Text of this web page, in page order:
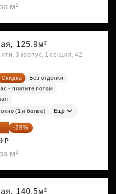
м²
125.9м²
3 корпус, 1 секция, 42
Скидка
Без отделки
- платите потом
(1 и более) Ещё
₽ -28%
₽
м²
140.5м²